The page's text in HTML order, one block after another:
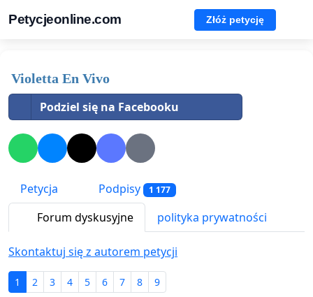
Petycjeonline.com Złóż petycję
Violetta En Vivo
Podziel się na Facebooku
Petycja Podpisy 1 177
Forum dyskusyjne polityka prywatności
Skontaktuj się z autorem petycji
1 2 3 4 5 6 7 8 9